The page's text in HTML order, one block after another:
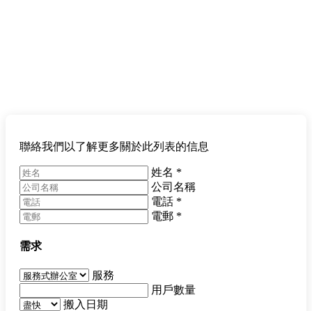
聯絡我們以了解更多關於此列表的信息
姓名 *
公司名稱
電話 *
電郵 *
需求
服務
用戶數量
搬入日期